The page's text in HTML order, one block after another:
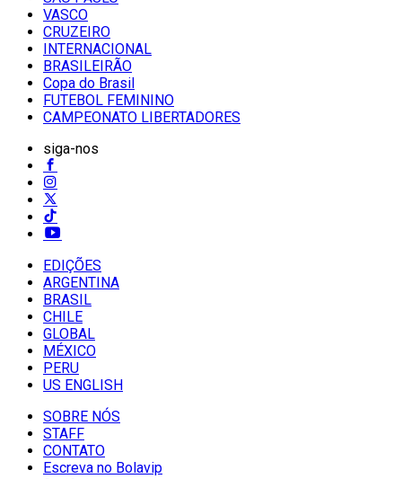
VASCO
CRUZEIRO
INTERNACIONAL
BRASILEIRÃO
Copa do Brasil
FUTEBOL FEMININO
CAMPEONATO LIBERTADORES
siga-nos
EDIÇÕES
ARGENTINA
BRASIL
CHILE
GLOBAL
MÉXICO
PERU
US ENGLISH
SOBRE NÓS
STAFF
CONTATO
Escreva no Bolavip